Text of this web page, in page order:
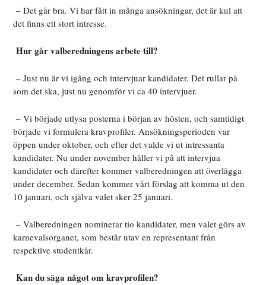
– Det går bra. Vi har fått in många ansökningar, det är kul att
det finns ett stort intresse.
Hur går valberedningens arbete till?
– Just nu är vi igång och intervjuar kandidater. Det rullar på
som det ska, just nu genomför vi ca 40 intervjuer.
– Vi började utlysa posterna i början av hösten, och samtidigt
började vi formulera kravprofiler. Ansökningsperioden var
öppen under oktober, och efter det valde vi ut intressanta
kandidater. Nu under november håller vi på att intervjua
kandidater och därefter kommer valberedningen att överlägga
under december. Sedan kommer vårt förslag att komma ut den
10 januari, och själva valet sker 25 januari.
– Valberedningen nominerar tio kandidater, men valet görs av
karnevalsorganet, som består utav en representant från
respektive studentkår.
Kan du säga något om kravprofilen?